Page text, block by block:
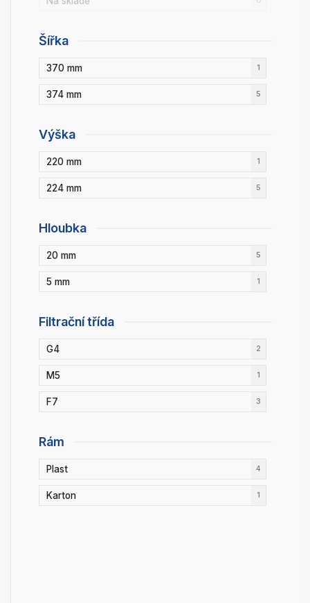
Šířka
370 mm 1
374 mm 5
Výška
220 mm 1
224 mm 5
Hloubka
20 mm 5
5 mm 1
Filtrační třída
G4 2
M5 1
F7 3
Rám
Plast 4
Karton 1